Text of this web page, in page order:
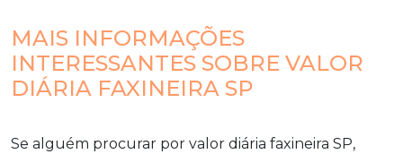
MAIS INFORMAÇÕES
INTERESSANTES SOBRE VALOR
DIÁRIA FAXINEIRA SP
Se alguém procurar por valor diária faxineira SP,